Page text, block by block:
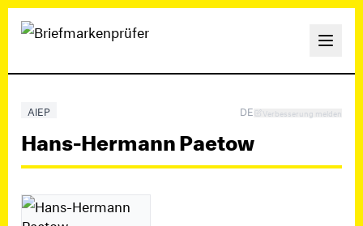
AIEP DE Verbesserung melden
Hans-Hermann Paetow